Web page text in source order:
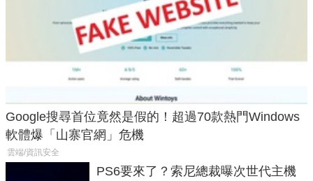
Google搜尋首位竟然是假的！超過70款熱門Windows
軟體爆「山寨官網」危機
雲端/資訊安全
PS6要來了？索尼總裁曝次世代主機